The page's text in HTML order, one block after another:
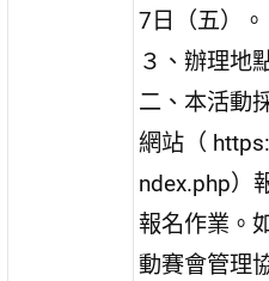
7日（五）。
３、辦理地
二、本活動
網站（
ndex.php）
報名作業。
動賽會管理